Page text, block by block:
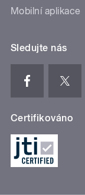
Mobilní aplikace
Sledujte nás
Certifikováno